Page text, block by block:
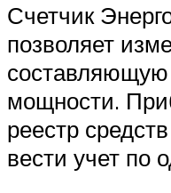
Счетчик
позволяет
составляющую
мощности.
реестр
вести учет по